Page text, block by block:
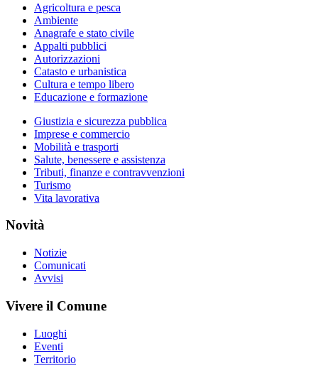
Agricoltura e pesca
Ambiente
Anagrafe e stato civile
Appalti pubblici
Autorizzazioni
Catasto e urbanistica
Cultura e tempo libero
Educazione e formazione
Giustizia e sicurezza pubblica
Imprese e commercio
Mobilità e trasporti
Salute, benessere e assistenza
Tributi, finanze e contravvenzioni
Turismo
Vita lavorativa
Novità
Notizie
Comunicati
Avvisi
Vivere il Comune
Luoghi
Eventi
Territorio